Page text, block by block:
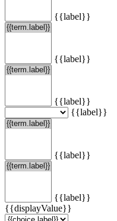
{{label}}
{{label}}
{{label}}
{{label}}
{{label}}
{{label}}
{{displayValue}}